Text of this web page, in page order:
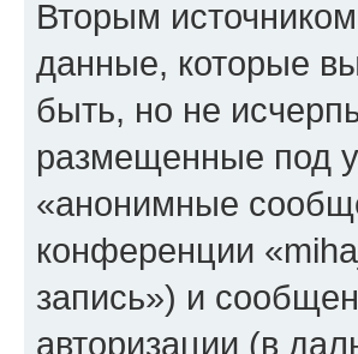
Вторым
данные, которые
быть, но не
размещенные под
«анонимные
конференции
запись») и
авторизации (в